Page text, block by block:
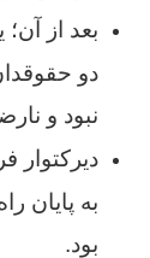
بعد از
نبود و
به پایان
بود.